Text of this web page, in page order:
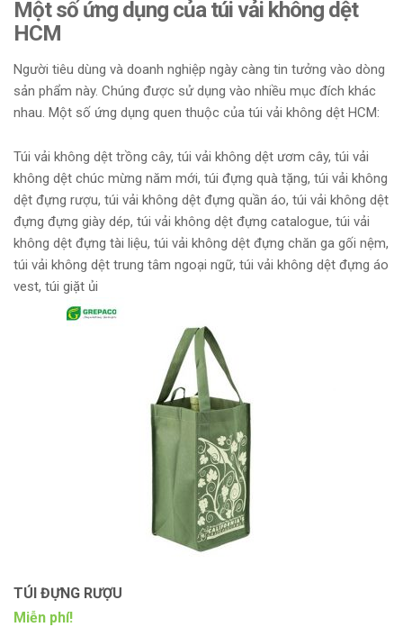
Một số ứng dụng của túi vải không dệt
HCM
Người tiêu dùng và doanh nghiệp ngày càng tin tưởng vào dòng
sản phẩm này. Chúng được sử dụng vào nhiều mục đích khác
nhau. Một số ứng dụng quen thuộc của túi vải không dệt HCM:
Túi vải không dệt trồng cây, túi vải không dệt ươm cây, túi vải
không dệt chúc mừng năm mới, túi đựng quà tặng, túi vải không
dệt đựng rượu, túi vải không dệt đựng quần áo, túi vải không dệt
đựng đựng giày dép, túi vải không dệt đựng catalogue, túi vải
không dệt đựng tài liệu, túi vải không dệt đựng chăn ga gối nệm,
túi vải không dệt trung tâm ngoại ngữ, túi vải không dệt đựng áo
vest, túi giặt ủi
TÚI ĐỰNG RƯỢU
Miễn phí!